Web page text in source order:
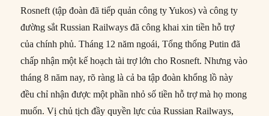
Rosneft (tập đoàn đã tiếp quản công ty Yukos) và công ty
đường sắt Russian Railways đã công khai xin tiền hỗ trợ
của chính phủ. Tháng 12 năm ngoái, Tổng thống Putin đã
chấp nhận một kế hoạch tài trợ lớn cho Rosneft. Nhưng vào
tháng 8 năm nay, rõ ràng là cả ba tập đoàn khổng lồ này
đều chỉ nhận được một phần nhỏ số tiền hỗ trợ mà họ mong
muốn. Vị chủ tịch đầy quyền lực của Russian Railways,